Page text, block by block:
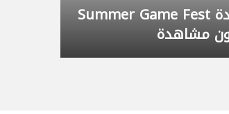
تحديث Minecraft يجعل الرسوم
أفضل والاستكشاف أمتع